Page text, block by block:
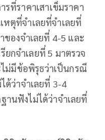
รที่ราคาเสาเข็มราคา
หตุที่จำเลยที่จำเลยที่
ของจำเลยที่ 4-5 และ
กจำเลยที่ 5 มาตรวจ
ไม่มีข้อพิรุธว่าเป็นกรณี
ด้ว่าจำเลยที่ 3-4
นฟังไม่ได้ว่าจำเลยที่